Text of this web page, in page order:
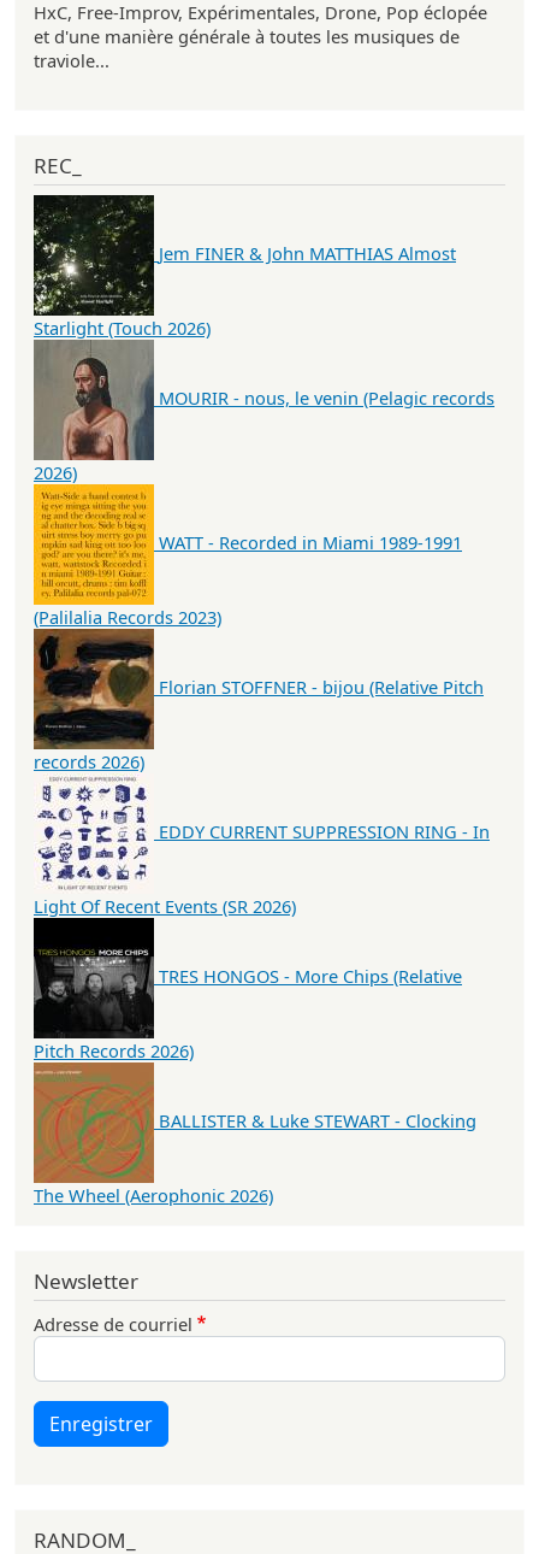
HxC, Free-Improv, Expérimentales, Drone, Pop éclopée
et d'une manière générale à toutes les musiques de
traviole...
REC_
Jem FINER & John MATTHIAS Almost
Starlight (Touch 2026)
MOURIR - nous, le venin (Pelagic records
2026)
WATT - Recorded in Miami 1989-1991
(Palilalia Records 2023)
Florian STOFFNER - bijou (Relative Pitch
records 2026)
EDDY CURRENT SUPPRESSION RING - In
Light Of Recent Events (SR 2026)
TRES HONGOS - More Chips (Relative
Pitch Records 2026)
BALLISTER & Luke STEWART - Clocking
The Wheel (Aerophonic 2026)
Newsletter
Adresse de courriel
Enregistrer
RANDOM_